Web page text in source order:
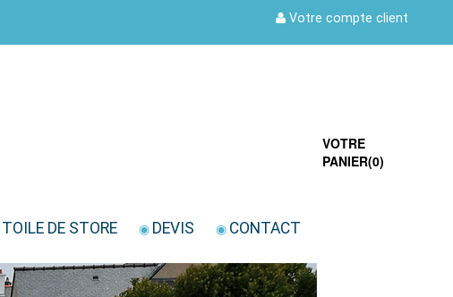
Votre compte client
TOILE DE STORE ◉ DEVIS ◉ CONTACT
VOTRE
PANIER(0)